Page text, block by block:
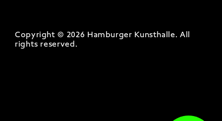
Copyright © 2026 Hamburger Kunsthalle. All
rights reserved.